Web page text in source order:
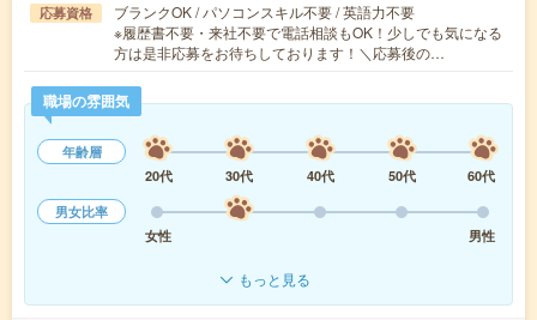
応募資格
ブランクOK / パソコンスキル不要 / 英語力不要
※履歴書不要・来社不要で電話相談もOK！少しでも気になる
方は是非応募をお待ちしております！＼応募後の…
職場の雰囲気
年齢層
20代
30代 40代 50代
60代
男女比率
女性
男性
もっと見る